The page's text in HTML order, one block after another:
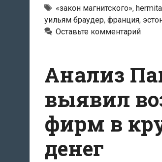
причастность
Danske
Bank
денег
деле
Магнитского
Тэги
«закон магнитского»,
уильям браудер, франция,
Оставьте комментарий
Анализ
выявил
фирм в
денег